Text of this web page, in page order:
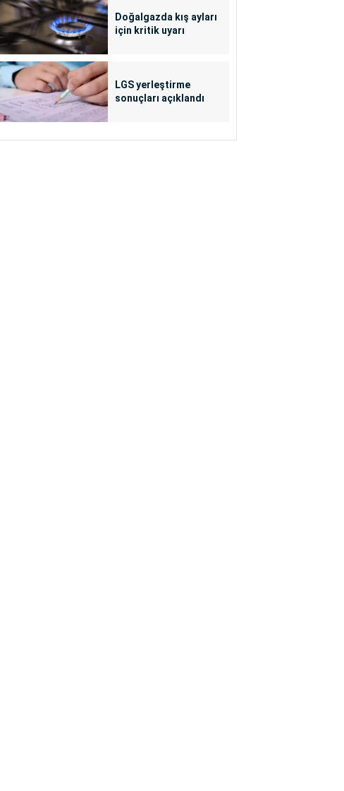
Doğalgazda kış ayları
için kritik uyarı
LGS yerleştirme
sonuçları açıklandı